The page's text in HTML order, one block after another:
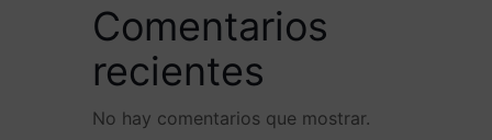
Comentarios
recientes
No hay comentarios que mostrar.